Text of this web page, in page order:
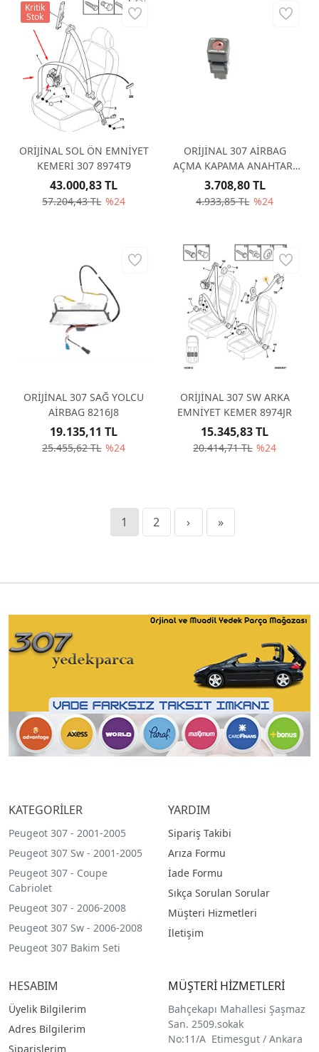
ORİJİNAL SOL ÖN EMNİYET
KEMERİ 307 8974T9
57.204,43 TL %24
43.000,83 TL
Kritik
Stok
ORİJİNAL 307 AİRBAG
AÇMA KAPAMA ANAHTARI
8216K4
4.933,85 TL %24
3.708,80 TL
ORİJİNAL 307 SAĞ YOLCU
AİRBAG 8216J8
25.455,62 TL %24
19.135,11 TL
ORİJİNAL 307 SW ARKA
EMNİYET KEMER 8974JR
20.414,71 TL %24
15.345,83 TL
1 2 › »
KATEGORİLER
Peugeot 307 - 2001-2005
Peugeot 307 Sw - 2001-2005
Peugeot 307 - Coupe
Cabriolet
Peugeot 307 - 2006-2008
Peugeot 307 Sw - 2006-2008
Peugeot 307 Bakim Seti
YARDIM
Sipariş Takibi
Arıza Formu
İade Formu
Sıkça Sorulan Sorular
Müşteri Hizmetleri
İletişim
HESABIM
Üyelik Bilgilerim
Adres Bilgilerim
Siparişlerim
MÜŞTERİ HİZMETLERİ
Bahçekapı Mahallesi Şaşmaz
San. 2509.sokak
No:11/A Etimesgut / Ankara